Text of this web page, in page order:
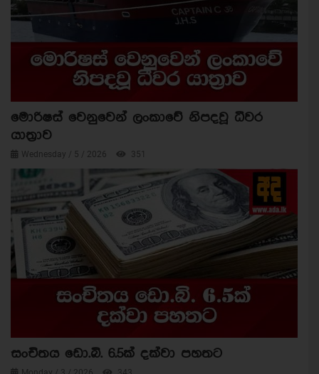
මොරිෂස් වෙනුවෙන් ලංකාවේ නිපදවූ ධීවර
යාත්‍රාව
Wednesday / 5 / 2026 351
සංචිතය ඩො.බි. 6.5ක් දක්වා පහතට